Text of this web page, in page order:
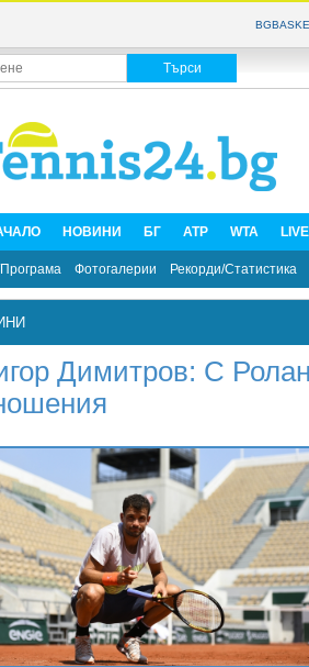
НОВИНИ БГ ATP WTA
Фотогалерии Рекорди/Статистика
Димитров: С